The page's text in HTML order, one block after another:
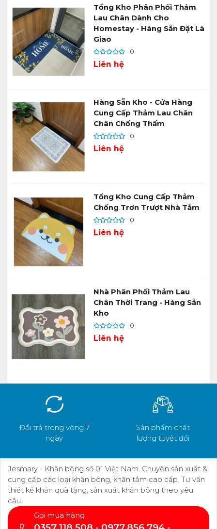
Tổng Kho Phân Phối Thảm
Lau Chân Dành Cho
Homestay - Hàng Sẵn Đặt Là
Giao
0
Liên hệ
Hàng Sẵn Kho - Cửa Hàng
Cung Cấp Thảm Lau Chân
Chân Chống Thấm
0
Liên hệ
Tổng Kho Cung Cấp Thảm
Chống Trơn Trượt Nhà Tắm
0
Liên hệ
Nhà Phân Phối Thảm Lau
Chân Thời Trang - Hàng Sẵn
Kho
0
Liên hệ
Đổi trả trong vòng 7
ngày
Sản phẩm chất
lượng tuyệt đối
Jesmary - Khăn bông số 01 Việt Nam. Chuyên sản xuất &
cung cấp các loại khăn bông, khăn tắm cao cấp. Tư vấn
thiết kế khăn quà tặng, sản xuất khăn bông theo yêu
cầu.
Gọi mua hàng